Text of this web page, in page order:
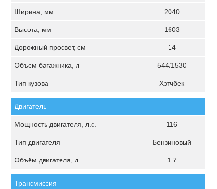
Ширина, мм 2040
Высота, мм 1603
Дорожный просвет, см 14
Объем багажника, л 544/1530
Тип кузова Хэтчбек
Двигатель
Мощность двигателя, л.с. 116
Тип двигателя Бензиновый
Объём двигателя, л 1.7
Трансмиссия